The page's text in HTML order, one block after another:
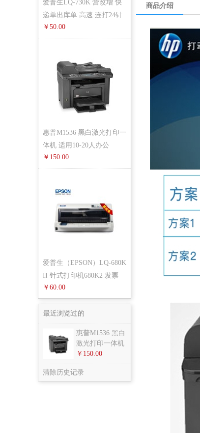
爱普生LQ-730K 营改增 快
递单出库单 高速 连打24针
针式
￥50.00
惠普M1536 黑白激光打印一
体机 适用10-20人办公
￥150.00
爱普生（EPSON）LQ-680K
II 针式打印机680K2 发票
快递单
￥60.00
最近浏览过的
惠普M1536 黑白
激光打印一体机
￥150.00
清除历史记录
商品介绍